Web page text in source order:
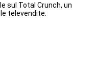
sul Total Crunch, un
televendite.